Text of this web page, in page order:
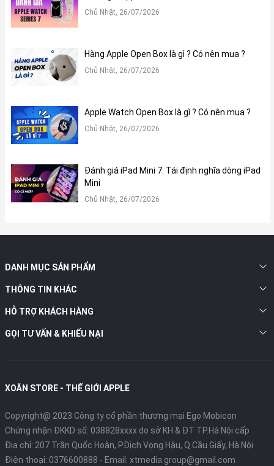
Nút Home với Touch ID để xác thực bảo mật
thông minh thế hệ 4. Ngoài ra Camera FaceTime HD 7MP cho
chế độ chụp Chân Dung siêu nét và khả năng quay video 1080p
iOS 15 tích hợp nhiều tính năng mới cho phép bạn làm được
nhiều việc hơn bao giờ hết với iPhone
lựa chọn đa dạng, phù hợp nhu cầu sử dụng
Trên đây là những thông tin về điện thoại di động iPhone SE
có chính sách bảo hành chu đáo, tin cậy với thời gian bảo hành
ưu đãi lãi suất 0%. Xoăn Store cam kết 100% sản phẩm chính
hãng, đầy đủ phụ kiện đi kèm. Liên hệ mua hàng và tư vấn theo
số điện thoại: 0824000444!
"
Chủ Nhật, 26/07/2026
Hàng Apple Open Box là gì ? Có nên mua ?
Chủ Nhật, 26/07/2026
Apple Watch Open Box là gì ? Có nên mua ?
Chủ Nhật, 26/07/2026
Đánh giá iPad Mini 7: Tái định nghĩa dòng iPad
Mini
Chủ Nhật, 26/07/2026
DANH MỤC SẢN PHẨM
THÔNG TIN KHÁC
HỖ TRỢ KHÁCH HÀNG
GỌI TƯ VẤN & KHIẾU NẠI
XOĂN STORE - THẾ GIỚI APPLE
Copyright@ 2023 Công ty cổ phần thương mại Ego Mobicon
Chứng nhận ĐKKD số: 038828xxxx do sở KH & ĐT TP.Hà Nội cấp
Địa chỉ: 207 Trần Quốc Hoàn, P.Dịch Vọng Hậu, Q.Cầu Giấy, Hà Nội
Điện thoại: 0376600888 - Email: xtmedia.group@gmail.com